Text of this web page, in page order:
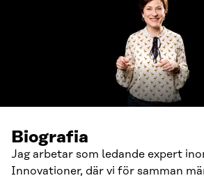
Biografia
Jag arbetar som ledande expert
Innovationer, där vi för samman